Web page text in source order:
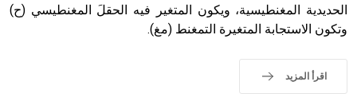
الحديدية المغنطيسية، ويكون المتغير فيه الحقلَ المغنطيسي (ح)
وتكون الاستجابة المتغيرة التمغنط (مغ).
اقرأ المزيد